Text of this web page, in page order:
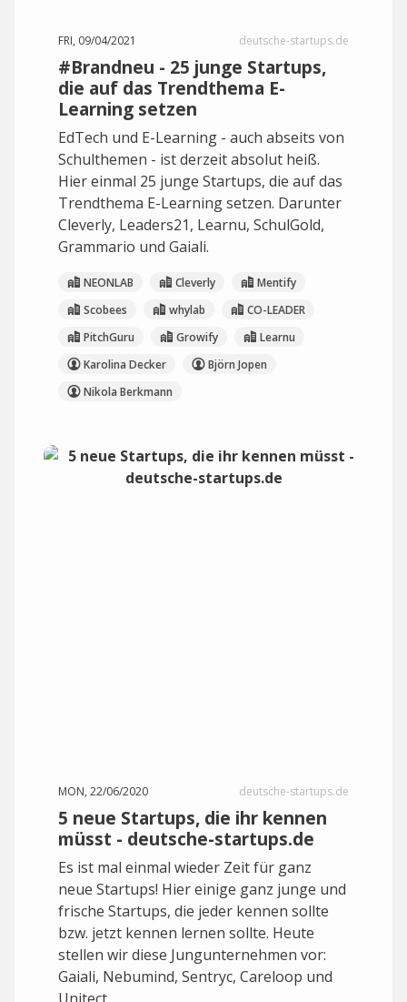
FRI, 09/04/2021 deutsche-startups.de
#Brandneu - 25 junge Startups,
die auf das Trendthema E-
Learning setzen
EdTech und E-Learning - auch abseits von
Schulthemen - ist derzeit absolut heiß.
Hier einmal 25 junge Startups, die auf das
Trendthema E-Learning setzen. Darunter
Cleverly, Leaders21, Learnu, SchulGold,
Grammario und Gaiali.
NEONLAB Cleverly
Mentify
Scobees
whylab
CO-LEADER
PitchGuru
Growify
Learnu
Karolina Decker
Björn Jopen
Nikola Berkmann
MON, 22/06/2020 deutsche-startups.de
5 neue Startups, die ihr kennen
müsst - deutsche-startups.de
Es ist mal einmal wieder Zeit für ganz
neue Startups! Hier einige ganz junge und
frische Startups, die jeder kennen sollte
bzw. jetzt kennen lernen sollte. Heute
stellen wir diese Jungunternehmen vor:
Gaiali, Nebumind, Sentryc, Careloop und